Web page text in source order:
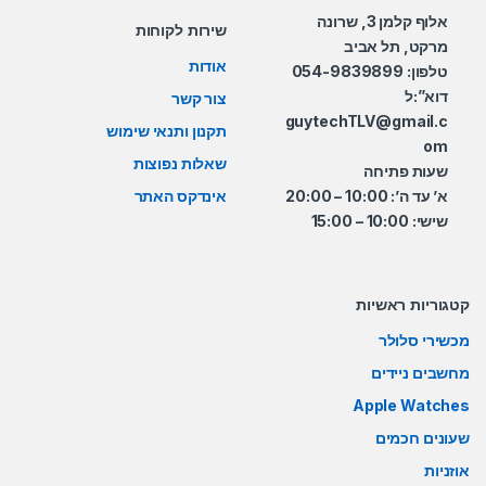
אלוף קלמן 3, שרונה
מרקט, תל אביב
טלפון: 054-9839899
דוא”:ל
guytechTLV@gmail.c
om
שעות פתיחה
א’ עד ה’: 10:00 – 20:00
שישי: 10:00 – 15:00
שירות לקוחות
אודות
צור קשר
תקנון ותנאי שימוש
שאלות נפוצות
אינדקס האתר
קטגוריות ראשיות
מכשירי סלולר
מחשבים ניידים
Apple Watches
שעונים חכמים
אוזניות